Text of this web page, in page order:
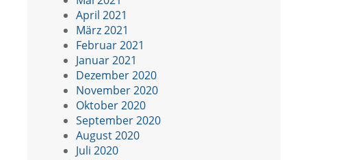
April 2021
März 2021
Februar 2021
Januar 2021
Dezember 2020
November 2020
Oktober 2020
September 2020
August 2020
Juli 2020